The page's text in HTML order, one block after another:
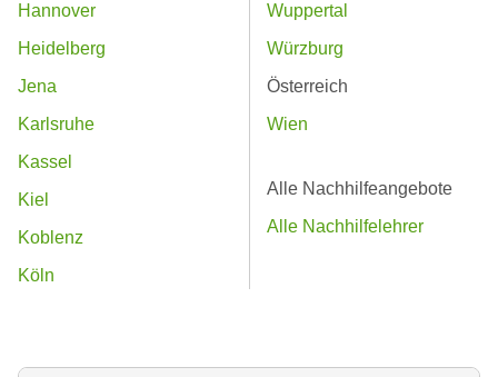
Hannover
Heidelberg
Jena
Karlsruhe
Kassel
Kiel
Koblenz
Köln
Wuppertal
Würzburg
Österreich
Wien
Alle Nachhilfeangebote
Alle Nachhilfelehrer